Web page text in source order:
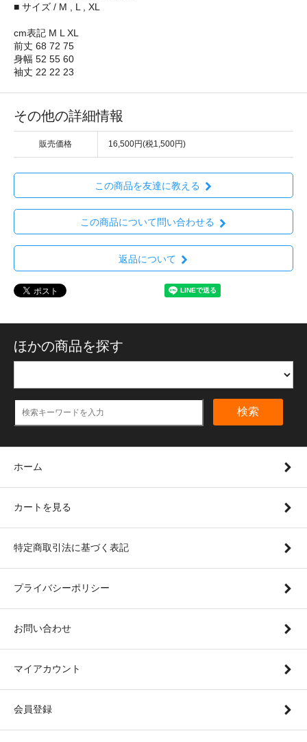
■ サイズ / M , L , XL
cm表記 M L XL
前丈 68 72 75
身幅 52 55 60
袖丈 22 22 23
その他の詳細情報
販売価格 16,500円(税1,500円)
この商品を友達に教える
この商品について問い合わせる
返品について
ほかの商品を探す
検索
ホーム
カートを見る
特定商取引法に基づく表記
プライバシーポリシー
お問い合わせ
マイアカウント
会員登録